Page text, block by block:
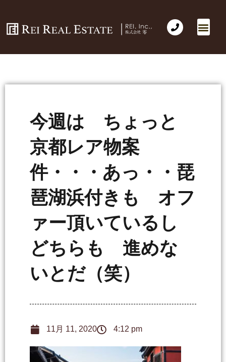
今週は ちょっと
京都レア物案
件・・・あっ・・琵
琶湖浜付きも オフ
ァー頂いているし
どちらも 進めな
いとだ（笑）
11月 11, 2020 4:12 pm